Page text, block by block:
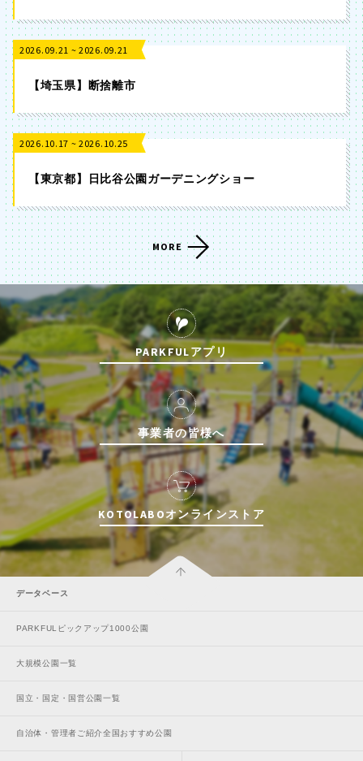
2026.09.21 ~ 2026.09.21
【埼玉県】断捨離市
2026.10.17 ~ 2026.10.25
【東京都】日比谷公園ガーデニングショー
MORE
PARKFULアプリ
事業者の皆様へ
KOTOLABOオンラインストア
データベース
PARKFULピックアップ1000公園
大規模公園一覧
国立・国定・国営公園一覧
自治体・管理者ご紹介全国おすすめ公園